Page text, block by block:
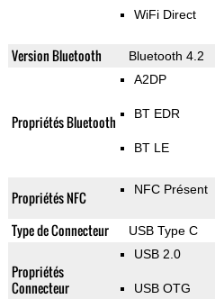
WiFi Direct
Version Bluetooth Bluetooth 4.2
Propriétés Bluetooth
A2DP
BT EDR
BT LE
Propriétés NFC NFC Présent
Type de Connecteur USB Type C
Propriétés
Connecteur
USB 2.0
USB OTG